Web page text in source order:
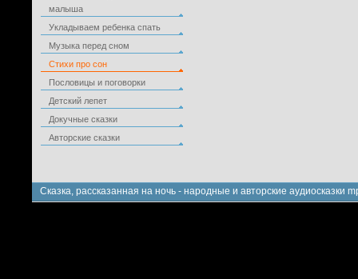
малыша
Укладываем ребенка спать
Музыка перед сном
Стихи про сон
Пословицы и поговорки
Детский лепет
Докучные сказки
Авторские сказки
Сказка, рассказанная на ночь - народные и авторские аудиосказки